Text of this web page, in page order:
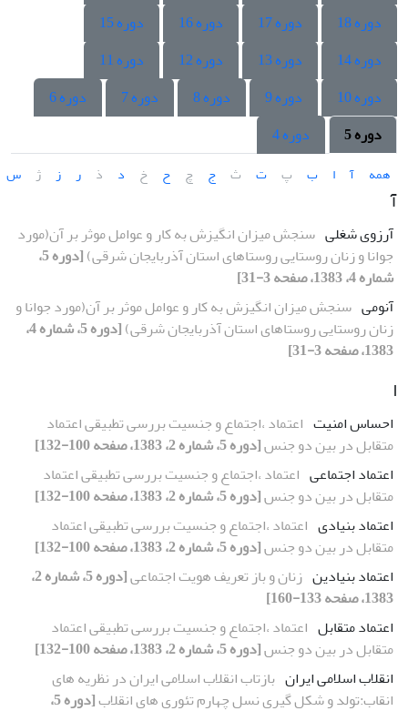
دوره 18
دوره 17 دوره 16
دوره 15
دوره 14
دوره 13 دوره 12
دوره 11
دوره 10
دوره 9 دوره 8 دوره 7
دوره 6
دوره 5
دوره 4
همه آ ا ب پ ت ث ج چ ح خ د ذ ر ز ژ س
آ
آرزوی شغلی سنجش میزان انگیزش به کار و عوامل موثر بر آن(مورد
جوانا و زنان روستایی روستاهای استان آذربایجان شرقی)
[دوره 5،
شماره 4، 1383، صفحه 3-31]
آنومی سنجش میزان انگیزش به کار و عوامل موثر بر آن(مورد جوانا و
زنان روستایی روستاهای استان آذربایجان شرقی)
[دوره 5، شماره 4،
1383، صفحه 3-31]
ا
احساس امنیت اعتماد ،اجتماع و جنسیت بررسی تطبیقی اعتماد
متقابل در بین دو جنس[دوره 5، شماره 2، 1383، صفحه 100-132]
اعتماد اجتماعی اعتماد ،اجتماع و جنسیت بررسی تطبیقی اعتماد
متقابل در بین دو جنس[دوره 5، شماره 2، 1383، صفحه 100-132]
اعتماد بنیادی اعتماد ،اجتماع و جنسیت بررسی تطبیقی اعتماد
متقابل در بین دو جنس[دوره 5، شماره 2، 1383، صفحه 100-132]
اعتماد بنیادین زنان و باز تعریف هویت اجتماعی
[دوره 5، شماره 2،
1383، صفحه 133-160]
اعتماد متقابل اعتماد ،اجتماع و جنسیت بررسی تطبیقی اعتماد
متقابل در بین دو جنس[دوره 5، شماره 2، 1383، صفحه 100-132]
انقلاب اسلامی ایران بازتاب انقلاب اسلامی ایران در نظریه های
انقاب:تولد و شکل گیری نسل چهارم تئوری های انقلاب
[دوره 5،